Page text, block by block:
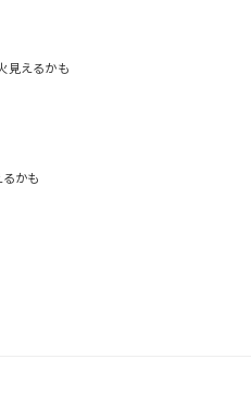
見えるかも
かも